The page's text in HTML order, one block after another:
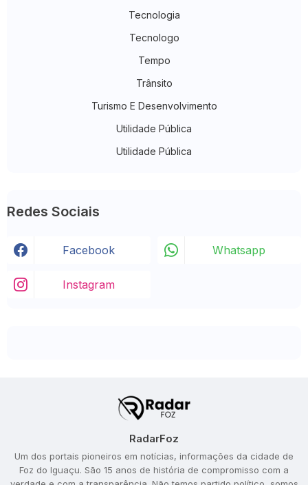
Tecnologia
Tecnologo
Tempo
Trânsito
Turismo E Desenvolvimento
Utilidade Pública
Utilidade Pública
Redes Sociais
Facebook Whatsapp
Instagram
RadarFoz
Um dos portais pioneiros em notícias, informações da cidade de
Foz do Iguaçu. São 15 anos de história de compromisso com a